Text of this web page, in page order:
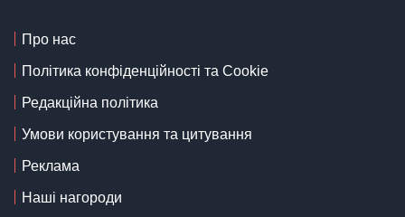
Про нас
Політика конфіденційності та Cookie
Редакційна політика
Умови користування та цитування
Реклама
Наші нагороди